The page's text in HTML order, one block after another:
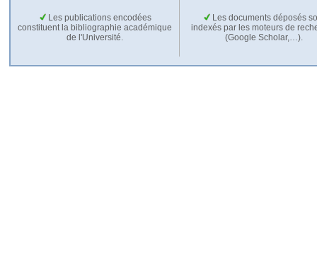
Les publications encodées
constituent la bibliographie académique
de l'Université.
Les documents déposés
indexés par les moteurs de
(Google Scholar,…).